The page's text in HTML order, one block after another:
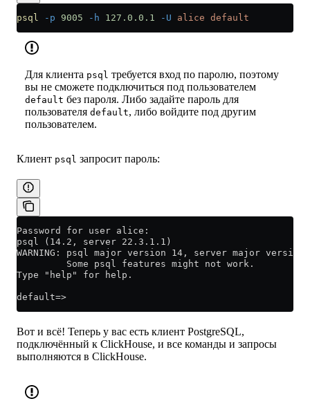
psql -p 9005 -h 127.0.0.1 -U alice default
Для клиента psql требуется вход по паролю, поэтому
вы не сможете подключиться под пользователем
default без пароля. Либо задайте пароль для
пользователя default, либо войдите под другим
пользователем.
Клиент psql запросит пароль:
Password for user alice:
psql (14.2, server 22.3.1.1)
WARNING: psql major version 14, server major version
         Some psql features might not work.
Type "help" for help.
default=>
Вот и всё! Теперь у вас есть клиент PostgreSQL,
подключённый к ClickHouse, и все команды и запросы
выполняются в ClickHouse.